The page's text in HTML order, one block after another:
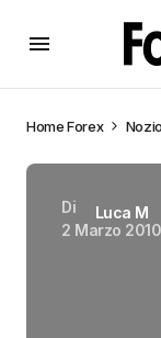
HomeForex
Di
Luca M
2 Marzo 2010